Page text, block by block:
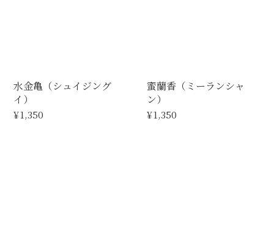
水金亀（シュイジング
イ）
¥1,350
蜜蘭香（ミーランシャ
ン）
¥1,350